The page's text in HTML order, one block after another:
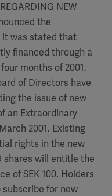
NEW
the
it was stated that
financed through a
months of 2001.
of Directors have
the issue of new
an Extraordinary
2001. Existing
rights in the new
shares will entitle the
of SEK 100. Holders
for new